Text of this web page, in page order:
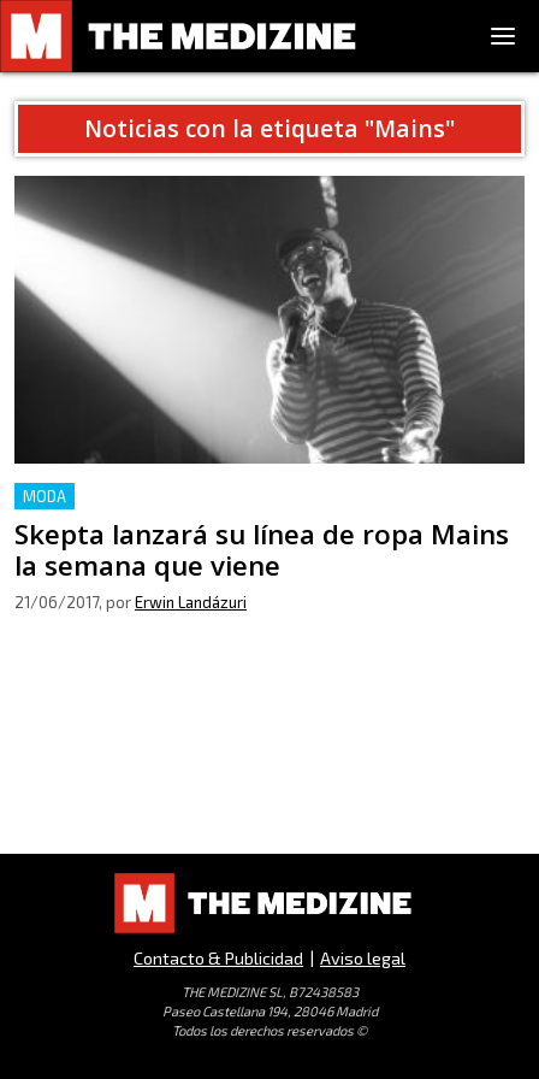
Noticias con la etiqueta "Mains"
MODA
Skepta lanzará su línea de ropa Mains
la semana que viene
21/06/2017, porErwin Landázuri
Contacto & Publicidad | Aviso legal
THE MEDIZINE SL, B72438583
Paseo Castellana 194, 28046 Madrid
Todos los derechos reservados ©